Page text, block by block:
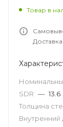
Товар в
SDR — 13.6
Толщина